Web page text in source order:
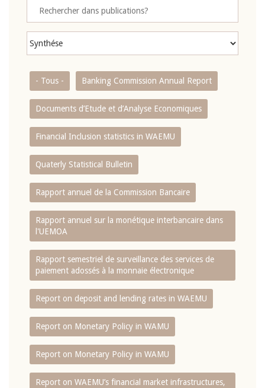
- Tous - Banking Commission Annual Report
Documents d’Etude et d’Analyse Economiques
Financial Inclusion statistics in WAEMU
Quaterly Statistical Bulletin
Rapport annuel de la Commission Bancaire
Rapport annuel sur la monétique interbancaire dans
l'UEMOA
Rapport semestriel de surveillance des services de
paiement adossés à la monnaie électronique
Report on deposit and lending rates in WAEMU
Report on Monetary Policy in WAMU
Report on Monetary Policy in WAMU
Report on WAEMU’s financial market infrastructures,